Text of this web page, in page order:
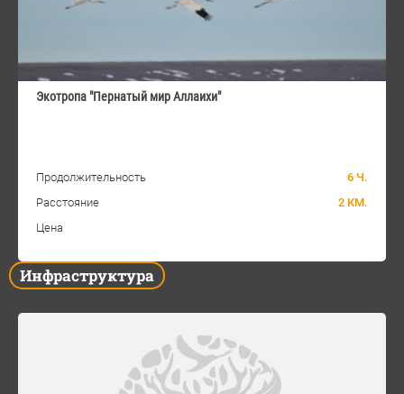
Экотропа "Пернатый мир Аллаихи"
Продолжительность
6 Ч.
Расстояние
2 КМ.
Цена
Инфраструктура